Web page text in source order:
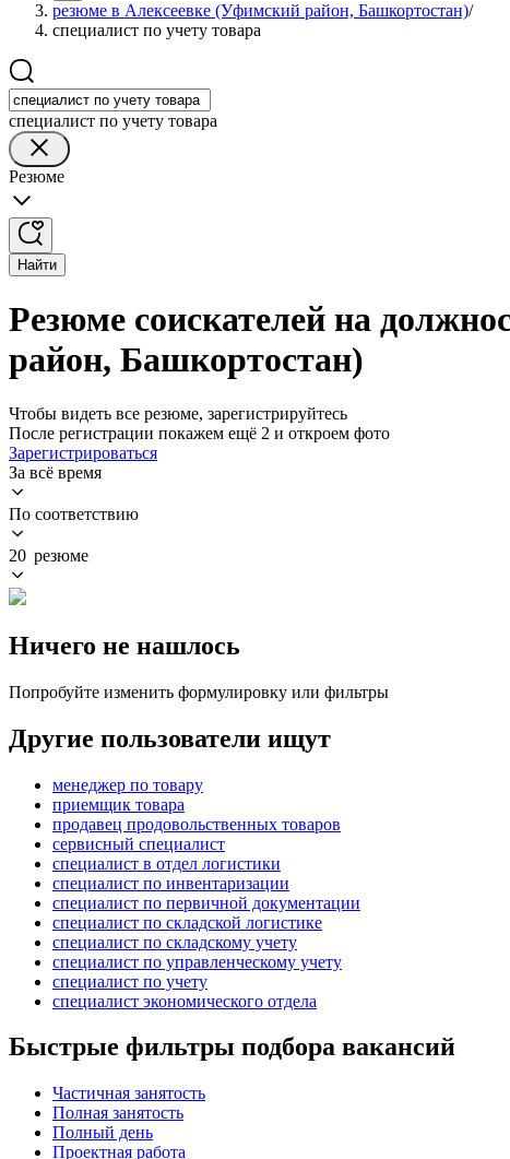
резюме в Алексеевке (Уфимский район, Башкортостан)/
специалист по учету товара
специалист по учету товара
Резюме
Найти
Резюме соискателей на
район, Башкортостан)
Чтобы видеть все резюме, зарегистрируйтесь
После регистрации покажем ещё 2 и откроем фото
Зарегистрироваться
За всё время
По соответствию
20 резюме
Ничего не нашлось
Попробуйте изменить формулировку или фильтры
Другие пользователи ищут
менеджер по товару
приемщик товара
продавец продовольственных товаров
сервисный специалист
специалист в отдел логистики
специалист по инвентаризации
специалист по первичной документации
специалист по складской логистике
специалист по складскому учету
специалист по управленческому учету
специалист по учету
специалист экономического отдела
Быстрые фильтры подбора вакансий
Частичная занятость
Полная занятость
Полный день
Проектная работа